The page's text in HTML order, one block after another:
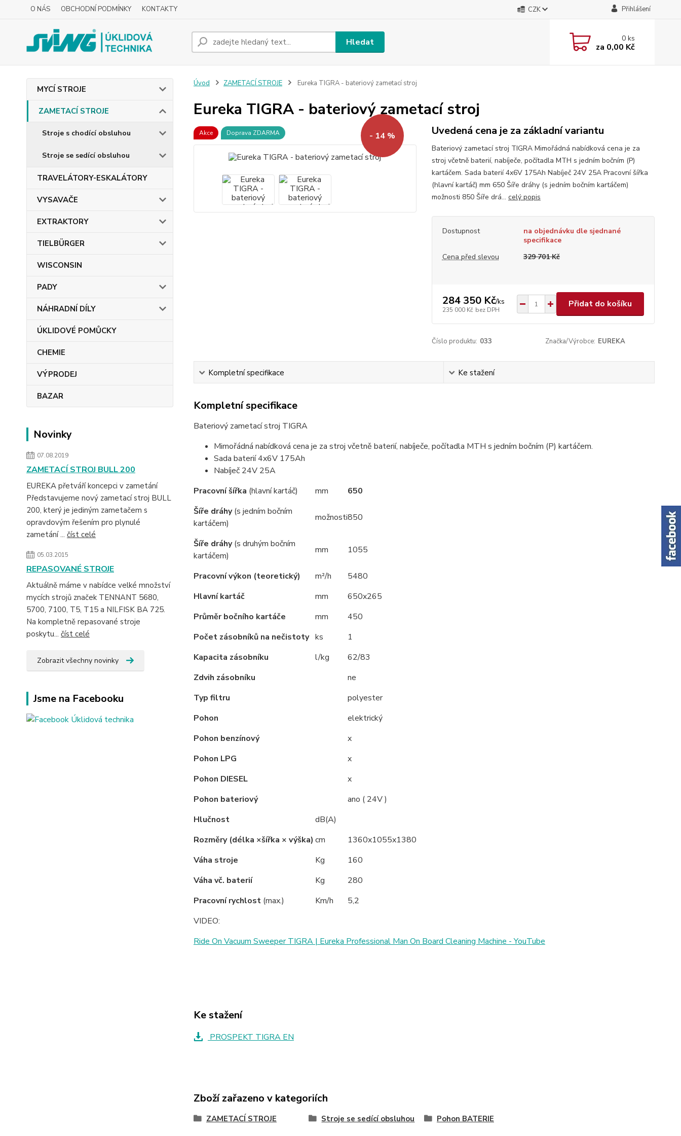
O NÁS OBCHODNÍ PODMÍNKY KONTAKTY CZK Přihlášení
Hledat 0ks
za 0,00 Kč
MYCÍ STROJE
ZAMETACÍ STROJE
Stroje s chodící obsluhou
Stroje se sedící obsluhou
TRAVELÁTORY-ESKALÁTORY
VYSAVAČE
EXTRAKTORY
TIELBÜRGER
WISCONSIN
PADY
NÁHRADNÍ DÍLY
ÚKLIDOVÉ POMŮCKY
CHEMIE
VÝPRODEJ
BAZAR
Novinky
07.08.2019
ZAMETACÍ STROJ BULL 200
EUREKA přetváří koncepci v zametání
Představujeme nový zametací stroj BULL
200, který je jediným zametačem s
opravdovým řešením pro plynulé
zametání ... číst celé
05.03.2015
REPASOVANÉ STROJE
Aktuálně máme v nabídce velké množství
mycích strojů značek TENNANT 5680,
5700, 7100, T5, T15 a NILFISK BA 725.
Na kompletně repasované stroje
poskytu... číst celé
Zobrazit všechny novinky
Jsme na Facebooku
Úvod ZAMETACÍ STROJE Eureka TIGRA - bateriový zametací stroj
Eureka TIGRA - bateriový zametací stroj
Akce Doprava ZDARMA - 14 % Uvedená cena je za základní variantu
Bateriový zametací stroj TIGRA Mimořádná nabídková cena je za
stroj včetně baterií, nabíječe, počítadla MTH s jedním bočním (P)
kartáčem. Sada baterií 4x6V 175Ah Nabíječ 24V 25A Pracovní šířka
(hlavní kartáč) mm 650 Šíře dráhy (s jedním bočním kartáčem)
možnosti 850 Šíře drá... celý popis
Dostupnost
na objednávku dle sjednané
specifikace
Cena před slevou
329 701 Kč
284 350 Kč/ks
235 000 Kč bez DPH
Přidat do košíku
Číslo produktu: 033 Značka/Výrobce: EUREKA
Kompletní specifikace Ke stažení
Kompletní specifikace
Bateriový zametací stroj TIGRA
Mimořádná nabídková cena je za stroj včetně baterií, nabíječe, počítadla MTH s jedním bočním (P) kartáčem.
Sada baterií 4x6V 175Ah
Nabíječ 24V 25A
Pracovní šířka (hlavní kartáč) mm
650
Šíře dráhy(s jedním bočním
kartáčem)
možnosti850
Šíře dráhy(s druhým bočním
kartáčem)
mm 1055
Pracovní výkon (teoretický) m²/h
5480
Hlavní kartáč
mm
650x265
Průměr bočního kartáče
mm
450
Počet zásobníků na nečistoty ks
1
Kapacita zásobníku
l/kg
62/83
Zdvih zásobníku
ne
Typ filtru
polyester
Pohon
elektrický
Pohon benzínový
x
Pohon LPG
x
Pohon DIESEL
x
Pohon bateriový
ano ( 24V )
Hlučnost
dB(A)
Rozměry (délka ×šířka × výška) cm
1360x1055x1380
Váha stroje
Kg
160
Váha vč. baterií
Kg
280
Pracovní rychlost (max.) Km/h
5,2
VIDEO:
Ride On Vacuum Sweeper TIGRA | Eureka Professional Man On Board Cleaning Machine - YouTube
Ke stažení
PROSPEKT TIGRA EN
Zboží zařazeno v kategoriích
ZAMETACÍ STROJE Stroje se sedící obsluhou Pohon BATERIE